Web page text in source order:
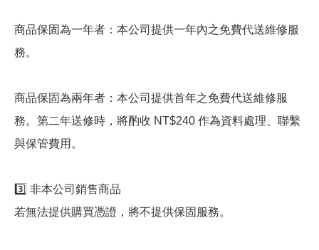
商品保固為一年者：本公司提供一年內之免費代送維修服
務。
商品保固為兩年者：本公司提供首年之免費代送維修服
務。第二年送修時，將酌收 NT$240 作為資料處理、聯繫
與保管費用。
3️⃣ 非本公司銷售商品
若無法提供購買憑證，將不提供保固服務。